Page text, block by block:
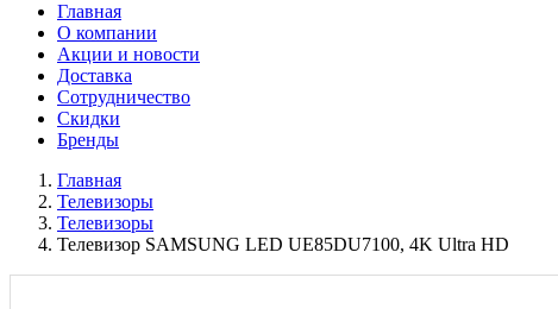
Главная
О компании
Акции и новости
Доставка
Сотрудничество
Скидки
Бренды
Главная
Телевизоры
Телевизоры
Телевизор SAMSUNG LED UE85DU7100, 4K Ultra HD